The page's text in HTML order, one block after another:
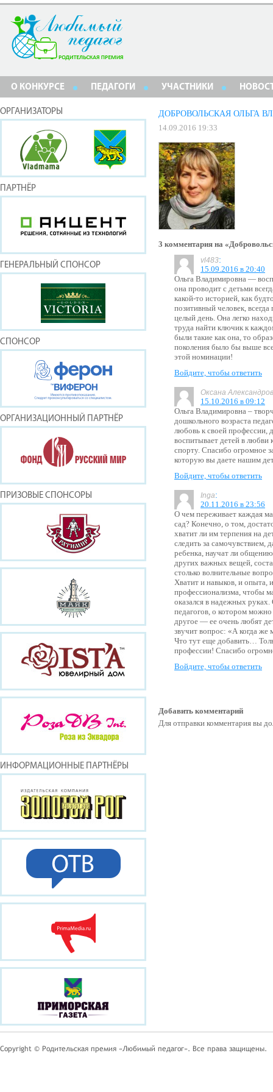
О КОНКУРСЕ ПЕДАГОГИ УЧАСТНИКИ
ОРГАНИЗАТОРЫ
ПАРТНЁР
ГЕНЕРАЛЬНЫЙ СПОНСОР
СПОНСОР
ОРГАНИЗАЦИОННЫЙ ПАРТНЁР
ПРИЗОВЫЕ СПОНСОРЫ
ИНФОРМАЦИОННЫЕ ПАРТНЁРЫ
ДОБРОВОЛЬСКАЯ ОЛЬГА
14.09.2016 19:33
3 комментария на
vl483:
15.09.2016 в 20:40
Ольга Владимировна —
она проводит с детьми
какой-то историей, как
позитивный человек,
целый день. Она легко
труда найти ключик к
были такие как она, то
поколения было бы выше
этой номинации!
Войдите, чтобы ответить
Оксана
15.10.2016 в 09:12
Ольга Владимировна –
дошкольного возраста
любовь к своей профессии,
воспитывает детей в
спорту. Спасибо огромное
которую вы даете нашим
Войдите, чтобы ответить
Inga:
20.11.2016 в 23:56
О чем переживает каждая
сад? Конечно, о том,
хватит ли им терпения на
следить за самочувствием,
ребенка, научат ли
других важных вещей,
столько волнительные
Хватит и навыков, и опыта,
профессионализма, чтобы
оказался в надежных
педагогов, о котором
другое — ее очень любят
звучит вопрос: «А когда же
Что тут еще добавить…
профессии! Спасибо
Войдите, чтобы ответить
Добавить комментарий
Для отправки комментария вы
Copyright © Родительская премия «Любимый педагог». Все права защищены.